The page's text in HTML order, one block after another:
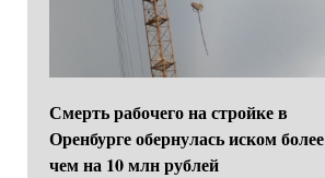
Смерть рабочего на стройке в
Оренбурге обернулась иском более
чем на 10 млн рублей